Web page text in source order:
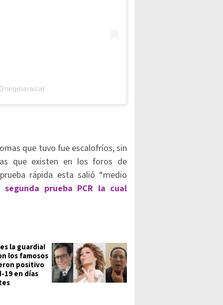
que tuvo fue escalofríos, sin
que existen en los foros de
rápida esta salió “medio
prueba PCR la cual
la guardia!
los famosos
positivo
19 en días